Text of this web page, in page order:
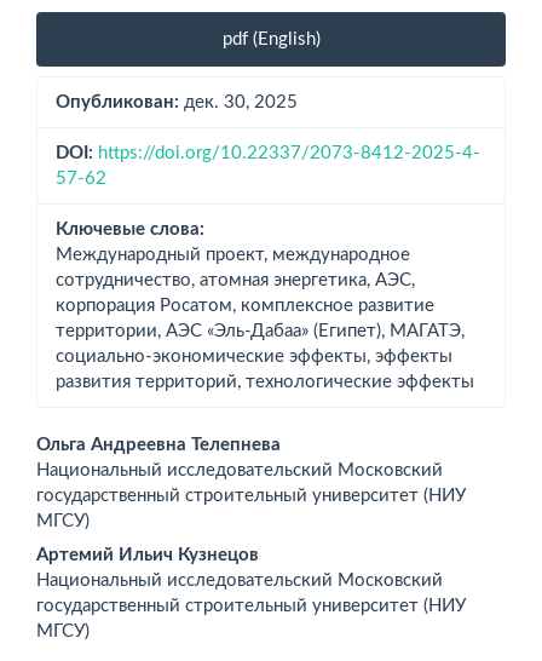
Боковая
панель
статьи
pdf (English)
Опубликован: дек. 30, 2025
DOI: https://doi.org/10.22337/2073-8412-2025-4-
57-62
Ключевые слова:
Международный проект, международное
сотрудничество, атомная энергетика, АЭС,
корпорация Росатом, комплексное развитие
территории, АЭС «Эль-Дабаа» (Египет), МАГАТЭ,
социально-экономические эффекты, эффекты
развития территорий, технологические эффекты
Основное
содержимое
статьи
Ольга Андреевна Телепнева
Национальный исследовательский Московский
государственный строительный университет (НИУ
МГСУ)
Артемий Ильич Кузнецов
Национальный исследовательский Московский
государственный строительный университет (НИУ
МГСУ)